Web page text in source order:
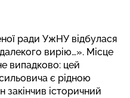
ради УжНУ відбулася
вирію…». Місце
випадково: цей
є рідною
закінчив історичний